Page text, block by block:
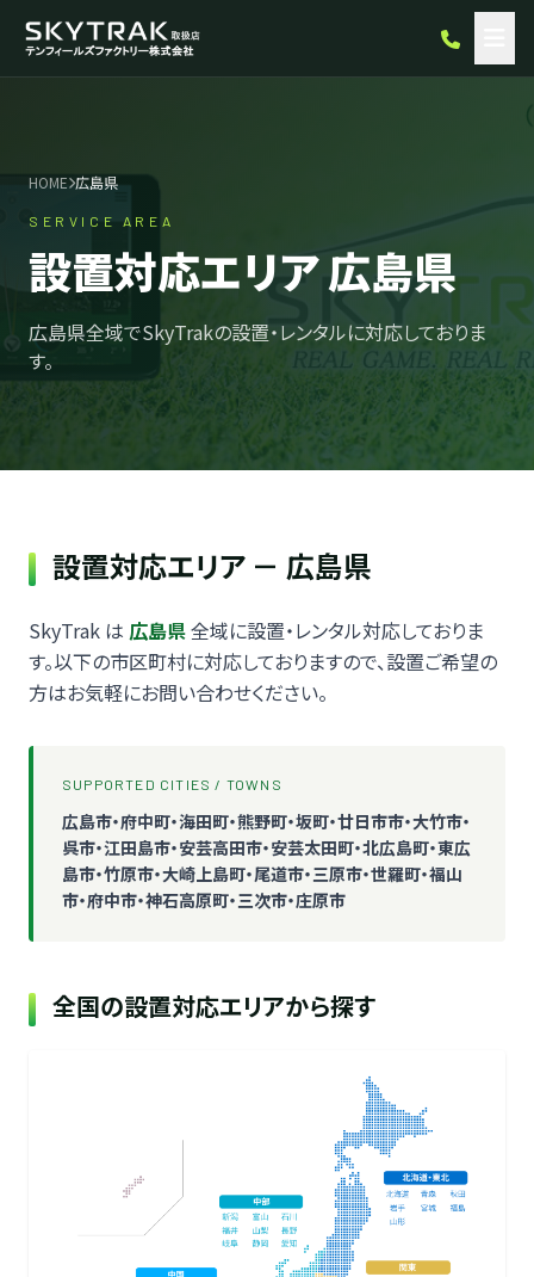
HOME 広島県
SERVICE AREA
設置対応エリア 広島県
広島県全域でSkyTrakの設置・レンタルに対応しておりま
す。
設置対応エリア － 広島県
SkyTrak は 広島県全域に設置・レンタル対応しておりま
す。以下の市区町村に対応しておりますので、設置ご希望の
方はお気軽にお問い合わせください。
SUPPORTED CITIES / TOWNS
広島市・府中町・海田町・熊野町・坂町・廿日市市・大竹市・
呉市・江田島市・安芸高田市・安芸太田町・北広島町・東広
島市・竹原市・大崎上島町・尾道市・三原市・世羅町・福山
市・府中市・神石高原町・三次市・庄原市
全国の設置対応エリアから探す